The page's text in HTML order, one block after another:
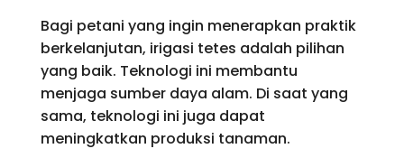
Bagi petani yang ingin menerapkan praktik
berkelanjutan, irigasi tetes adalah pilihan
yang baik. Teknologi ini membantu
menjaga sumber daya alam. Di saat yang
sama, teknologi ini juga dapat
meningkatkan produksi tanaman.